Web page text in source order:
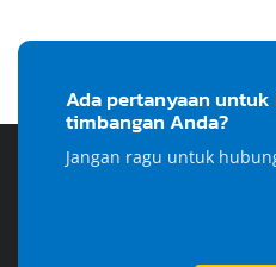
Ada pertanyaan
timbangan Anda?
Jangan ragu untuk